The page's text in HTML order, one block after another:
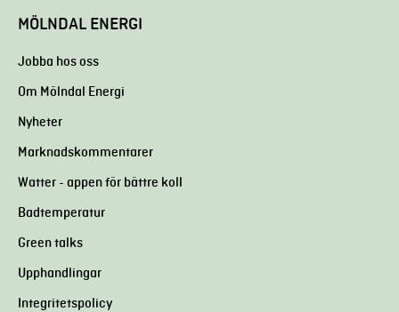
MÖLNDAL ENERGI
Jobba hos oss
Om Mölndal Energi
Nyheter
Marknadskommentarer
Watter - appen för bättre koll
Badtemperatur
Green talks
Upphandlingar
Integritetspolicy